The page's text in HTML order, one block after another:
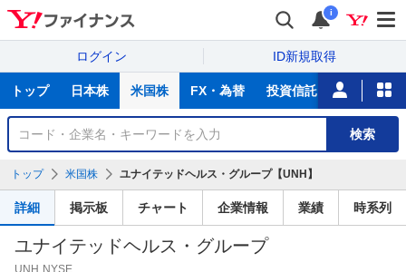
i
ログイン ID新規取得
サ
トップ 日本株 米国株 FX・為替 投資信託 ニュース
銘
検
索
検索
トップ 米国株 ユナイテッドヘルス・グループ【UNH】
詳細 掲示板 チャート 企業情報 業績 時系列
ユナイテッドヘルス・グループ
UNH NYSE